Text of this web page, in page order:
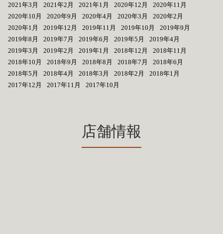
2021年3月
2021年2月 2021年1月 2020年12月
2020年11月
2020年10月
2020年9月 2020年4月 2020年3月
2020年2月
2020年1月
2019年12月 2019年11月 2019年10月
2019年9月
2019年8月
2019年7月 2019年6月 2019年5月
2019年4月
2019年3月
2019年2月 2019年1月 2018年12月
2018年11月
2018年10月
2018年9月 2018年8月 2018年7月
2018年6月
2018年5月
2018年4月 2018年3月 2018年2月
2018年1月
2017年12月
2017年11月 2017年10月
店舗情報